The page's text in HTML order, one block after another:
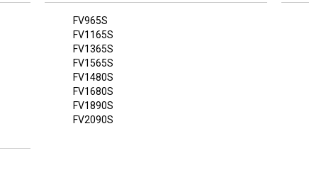
FV965S
FV1165S
FV1365S
FV1565S
FV1480S
FV1680S
FV1890S
FV2090S